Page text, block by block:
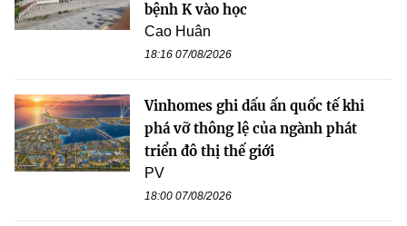
bệnh K vào học
Cao Huân
18:16 07/08/2026
Vinhomes ghi dấu ấn quốc tế khi
phá vỡ thông lệ của ngành phát
triển đô thị thế giới
PV
18:00 07/08/2026